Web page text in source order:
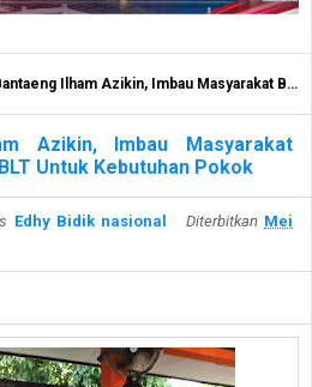
Ilham Azikin, Imbau Masyarakat Bantaeng Manfaatkan BLT Untuk Kebutuhan Pokok
Azikin, Imbau Masyarakat
Untuk Kebutuhan Pokok
Edhy Bidik nasional Diterbitkan Mei